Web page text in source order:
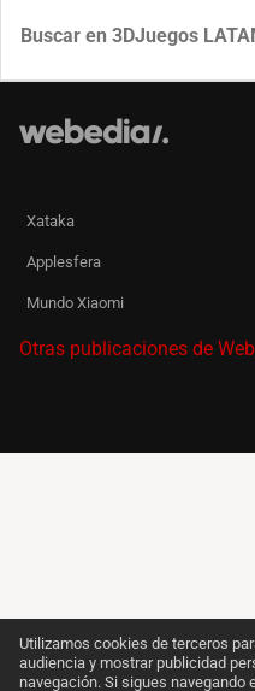
Xataka
Applesfera
Mundo Xiaomi
Otras publicaciones de
Utilizamos cookies de terceros
audiencia y mostrar publicidad
navegación. Si sigues navegando